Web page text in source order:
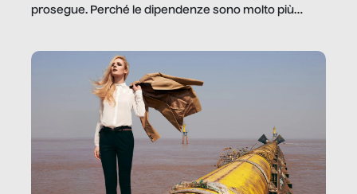
prosegue. Perché le dipendenze sono molto più
trae un guadagno. In questo reportage vediamo
quale e come.